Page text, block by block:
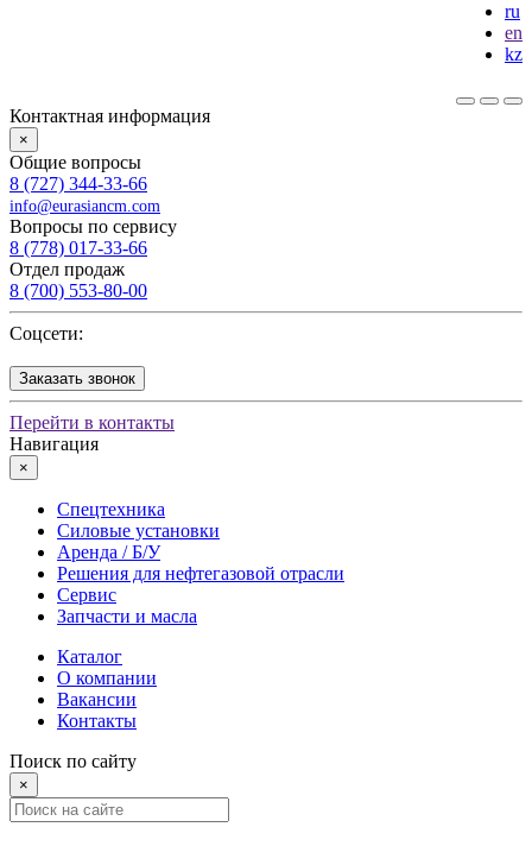
ru
en
kz
Контактная информация
×
Общие вопросы
8 (727) 344-33-66
info@eurasiancm.com
Вопросы по сервису
8 (778) 017-33-66
Отдел продаж
8 (700) 553-80-00
Соцсети:
Заказать звонок
Перейти в контакты
Навигация
×
Спецтехника
Силовые установки
Аренда / Б/У
Решения для нефтегазовой отрасли
Сервис
Запчасти и масла
Каталог
О компании
Вакансии
Контакты
Поиск по сайту
×